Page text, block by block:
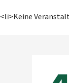
<li>Keine